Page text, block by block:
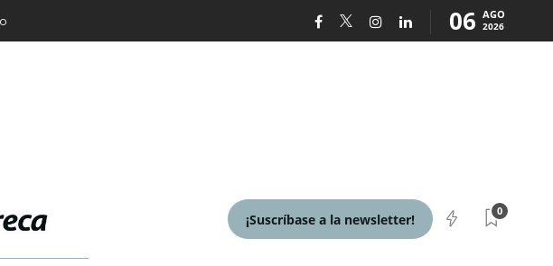
06 AGO
2026
¡Suscríbase a la newsletter!
0